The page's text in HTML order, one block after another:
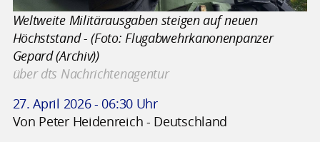
Weltweite Militärausgaben steigen auf neuen
Höchststand - (Foto: Flugabwehrkanonenpanzer
Gepard (Archiv))
über dts Nachrichtenagentur
27. April 2026 - 06:30 Uhr
Von Peter Heidenreich - Deutschland